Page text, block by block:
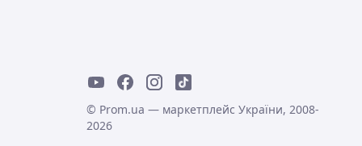
© Prom.ua — маркетплейс України, 2008-
2026